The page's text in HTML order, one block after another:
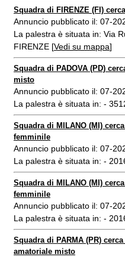
Squadra di FIRENZE (FI)
Annuncio pubblicato il: 07-
La palestra è situata in: Via
FIRENZE [Vedi su mappa]
Squadra di PADOVA (PD)
misto
Annuncio pubblicato il: 07-
La palestra è situata in: -
Squadra di MILANO (MI)
femminile
Annuncio pubblicato il: 07-
La palestra è situata in: -
Squadra di MILANO (MI)
femminile
Annuncio pubblicato il: 07-
La palestra è situata in: -
Squadra di PARMA (PR)
amatoriale misto